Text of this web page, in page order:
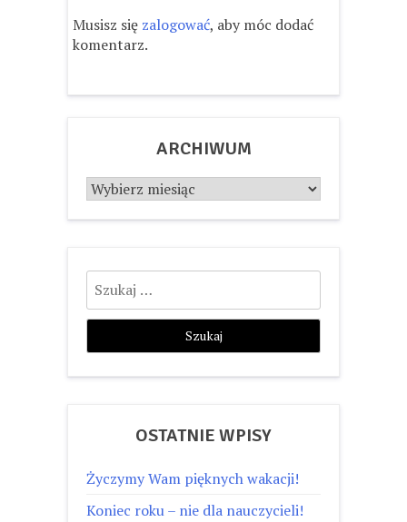
Musisz się zalogować, aby móc dodać
komentarz.
ARCHIWUM
Archiwum
Szukaj:
OSTATNIE WPISY
Życzymy Wam pięknych wakacji!
Koniec roku – nie dla nauczycieli!